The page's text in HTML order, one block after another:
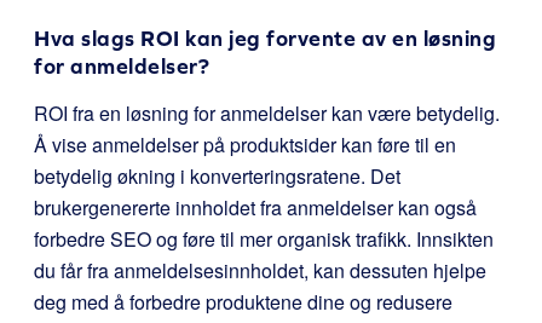
Hva slags ROI kan jeg forvente av en løsning
for anmeldelser?
ROI fra en løsning for anmeldelser kan være betydelig.
Å vise anmeldelser på produktsider kan føre til en
betydelig økning i konverteringsratene. Det
brukergenererte innholdet fra anmeldelser kan også
forbedre SEO og føre til mer organisk trafikk. Innsikten
du får fra anmeldelsesinnholdet, kan dessuten hjelpe
deg med å forbedre produktene dine og redusere